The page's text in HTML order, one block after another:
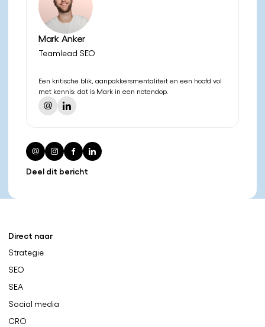
Deel dit bericht
Mark Anker
Teamlead SEO
Een kritische blik, aanpakkersmentaliteit en een hoofd vol
met kennis: dat is Mark in een notendop.
Direct naar
Strategie
SEO
SEA
Social media
CRO